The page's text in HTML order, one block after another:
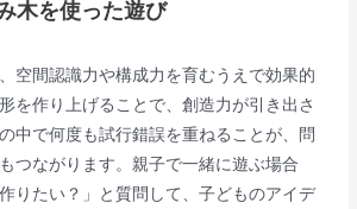
木を使った遊び
空間認識力や構成力を育むうえで効果的
を作り上げることで、創造力が引き出さ
中で何度も試行錯誤を重ねることが、問
つながります。親子で一緒に遊ぶ場合
りたい？」と質問して、子どものアイデ